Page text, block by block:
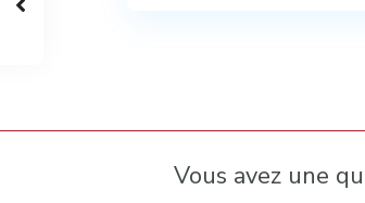
Vous avez une